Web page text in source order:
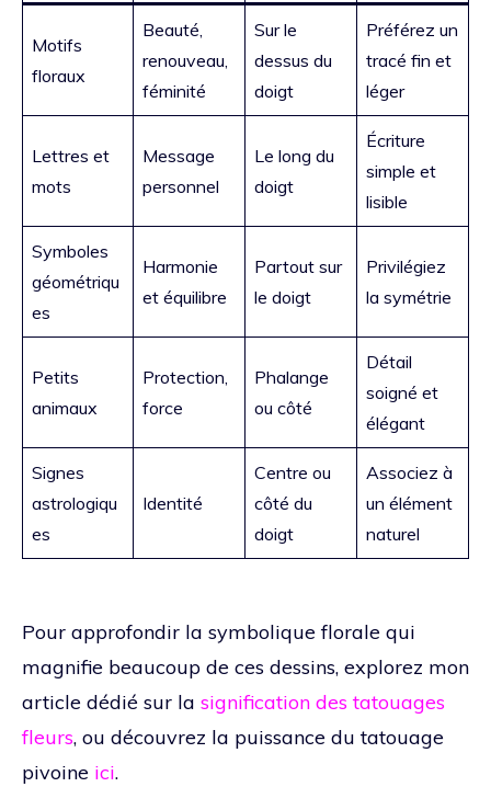
Motifs
floraux
Beauté,
renouveau,
féminité
Sur le
dessus du
doigt
Préférez un
tracé fin et
léger
Lettres et
mots
Message
personnel
Le long du
doigt
Écriture
simple et
lisible
Symboles
géométriqu
es
Harmonie
et équilibre
Partout sur
le doigt
Privilégiez
la symétrie
Petits
animaux
Protection,
force
Phalange
ou côté
Détail
soigné et
élégant
Signes
astrologiqu
es
Identité
Centre ou
côté du
doigt
Associez à
un élément
naturel
Pour approfondir la symbolique florale qui
magnifie beaucoup de ces dessins, explorez mon
article dédié sur la signification des tatouages
fleurs, ou découvrez la puissance du tatouage
pivoine ici.